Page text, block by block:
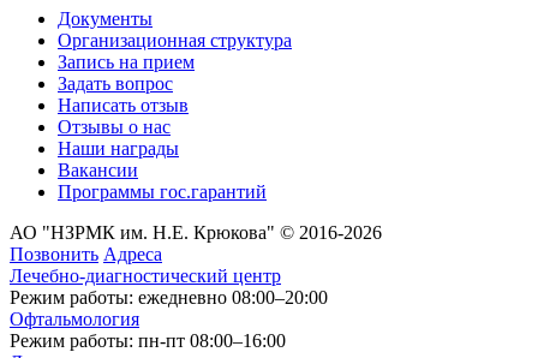
Документы
Организационная структура
Запись на прием
Задать вопрос
Написать отзыв
Отзывы о нас
Наши награды
Вакансии
Программы гос.гарантий
АО "НЗРМК им. Н.Е. Крюкова" © 2016-2026
Позвонить Адреса
Лечебно-диагностический центр
Режим работы: ежедневно 08:00–20:00
Офтальмология
Режим работы: пн-пт 08:00–16:00